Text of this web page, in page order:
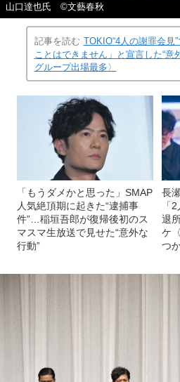
山口達也氏 ©文藝春秋
記事を読む TOKIO“4人の謝罪会見
ことはできません」と宣言した“意
グループ出場最多〉
「もうダメかと思った」SMAP
人気絶頂期に起きた“逮捕事
件”…稲垣吾郎が復帰後初のス
マスマ生放送で見せた“意外な
行動”
長
「
退
ケ
つ